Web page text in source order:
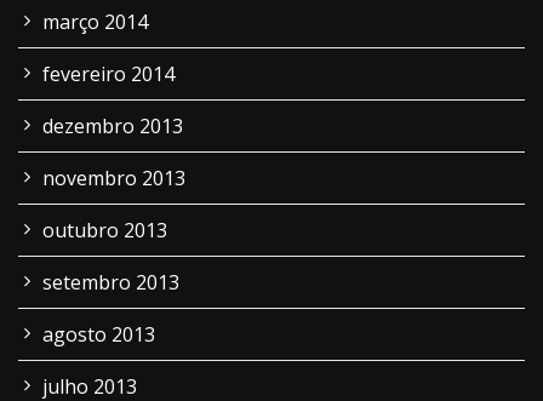
março 2014
fevereiro 2014
dezembro 2013
novembro 2013
outubro 2013
setembro 2013
agosto 2013
julho 2013